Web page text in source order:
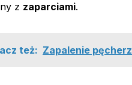
z zaparciami.
też: Zapalenie